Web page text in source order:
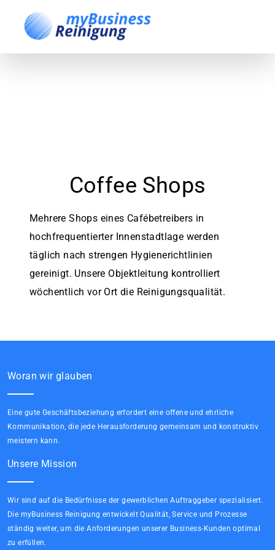
Coffee Shops
Mehrere Shops eines Cafébetreibers in
hochfrequentierter Innenstadtlage werden
täglich nach strengen Hygienerichtlinien
gereinigt. Unsere Objektleitung kontrolliert
wöchentlich vor Ort die Reinigungsqualität.
Woran wir glauben
Eine gute Geschäftsbeziehung erfordert eine offene und ehrliche
Kommunikation, die jede Herausforderung gemeinsam und konstruktiv
meistern kann.
Unsere Mission
Wir sind auf die Bedürfnisse der gewerblichen Auftraggeber spezialisiert.
Die myBusiness Reinigung entwickelt Qualität, Service und Prozesse
ständig weiter, um die Anforderungen unserer Business-Kunden optimal
zu erfüllen.